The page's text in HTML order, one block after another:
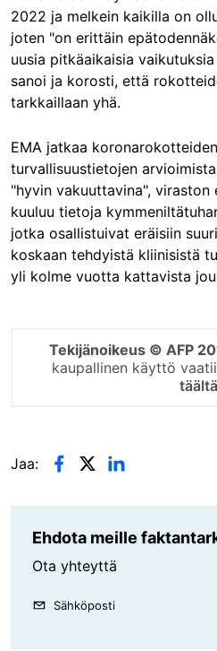
2022 ja melkein kaikilla on
joten "on erittäin
uusia pitkäaikaisia
sanoi ja korosti, että
tarkkaillaan yhä.
EMA jatkaa
turvallisuustietojen
"hyvin vakuuttavina", viraston
kuuluu tietoja
jotka osallistuivat eräisiin
koskaan tehdyistä kliinisistä
yli kolme vuotta kattavista
Tekijänoikeus © AFP
kaupallinen käyttö
täältä
Jaa:
Ehdota meille
Ota yhteyttä
Sähköposti